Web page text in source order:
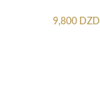
9,800 DZD